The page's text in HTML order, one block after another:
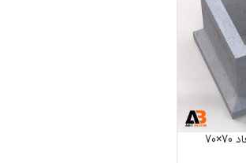
پایه بتنی رک ODC – ابعاد 70×70